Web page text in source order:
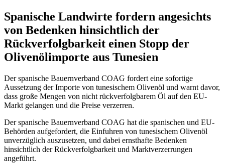
Spanische Landwirte fordern angesichts
von Bedenken hinsichtlich der
Rückverfolgbarkeit einen Stopp der
Olivenölimporte aus Tunesien
Der spanische Bauernverband COAG fordert eine sofortige
Aussetzung der Importe von tunesischem Olivenöl und warnt davor,
dass große Mengen von nicht rückverfolgbarem Öl auf den EU-
Markt gelangen und die Preise verzerren.
Der spanische Bauernverband COAG hat die spanischen und EU-
Behörden aufgefordert, die Einfuhren von tunesischem Olivenöl
unverzüglich auszusetzen, und dabei ernsthafte Bedenken
hinsichtlich der Rückverfolgbarkeit und Marktverzerrungen
angeführt.